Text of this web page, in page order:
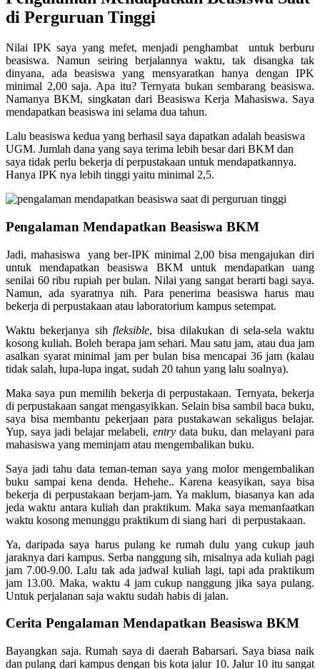
di Perguruan Tinggi
Nilai IPK saya yang mefet, menjadi penghambat untuk berburu
beasiswa. Namun seiring berjalannya waktu, tak disangka tak
dinyana, ada beasiswa yang mensyaratkan hanya dengan IPK
minimal 2,00 saja. Apa itu? Ternyata bukan sembarang beasiswa.
Namanya BKM, singkatan dari Beasiswa Kerja Mahasiswa. Saya
mendapatkan beasiswa ini selama dua tahun.
Lalu beasiswa kedua yang berhasil saya dapatkan adalah beasiswa
UGM. Jumlah dana yang saya terima lebih besar dari BKM dan
saya tidak perlu bekerja di perpustakaan untuk mendapatkannya.
Hanya IPK nya lebih tinggi yaitu minimal 2,5.
Pengalaman Mendapatkan Beasiswa BKM
Jadi, mahasiswa yang ber-IPK minimal 2,00 bisa mengajukan diri
untuk mendapatkan beasiswa BKM untuk mendapatkan uang
senilai 60 ribu rupiah per bulan. Nilai yang sangat berarti bagi saya.
Namun, ada syaratnya nih. Para penerima beasiswa harus mau
bekerja di perpustakaan atau laboratorium kampus setempat.
Waktu bekerjanya sih fleksible, bisa dilakukan di sela-sela waktu
kosong kuliah. Boleh berapa jam sehari. Mau satu jam, atau dua jam
asalkan syarat minimal jam per bulan bisa mencapai 36 jam (kalau
tidak salah, lupa-lupa ingat, sudah 20 tahun yang lalu soalnya).
Maka saya pun memilih bekerja di perpustakaan. Ternyata, bekerja
di perpustakaan sangat mengasyikkan. Selain bisa sambil baca buku,
saya bisa membantu pekerjaan para pustakawan sekaligus belajar.
Yup, saya jadi belajar melabeli, entrydata buku, dan melayani para
mahasiswa yang meminjam atau mengembalikan buku.
Saya jadi tahu data teman-teman saya yang molor mengembalikan
buku sampai kena denda. Hehehe.. Karena keasyikan, saya bisa
bekerja di perpustakaan berjam-jam. Ya maklum, biasanya kan ada
jeda waktu antara kuliah dan praktikum. Maka saya memanfaatkan
waktu kosong menunggu praktikum di siang hari di perpustakaan.
Ya, daripada saya harus pulang ke rumah dulu yang cukup jauh
jaraknya dari kampus. Serba nanggung sih, misalnya ada kuliah pagi
jam 7.00-9.00. Lalu tak ada jadwal kuliah lagi, tapi ada praktikum
jam 13.00. Maka, waktu 4 jam cukup nanggung jika saya pulang.
Untuk perjalanan saja waktu sudah habis di jalan.
Cerita Pengalaman Mendapatkan Beasiswa BKM
Bayangkan saja. Rumah saya di daerah Babarsari. Saya biasa naik
dan pulang dari kampus dengan bis kota jalur 10. Jalur 10 itu sangat